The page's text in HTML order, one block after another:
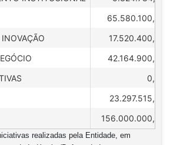
65.580.100,00
17.520.400,00
42.164.900,00
0,00
23.297.515,68
156.000.000,00
realizadas pela Entidade, em